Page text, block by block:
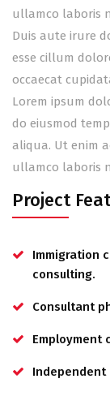
ullamco laboris
Duis aute irure
esse cillum
occaecat
Lorem ipsum
do eiusmod
aliqua. Ut enim
ullamco laboris
Project
Immigration
consulting.
Consultant
Employment
Independent